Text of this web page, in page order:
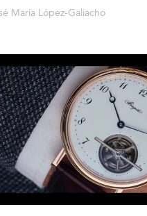
María López-Galiacho